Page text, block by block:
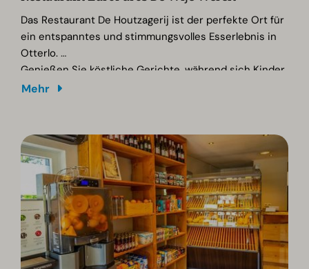
Das Restaurant De Houtzagerij ist der perfekte Ort für
ein entspanntes und stimmungsvolles Esserlebnis in
Otterlo.
Genießen Sie köstliche Gerichte, während sich Kinder
auf den Spielflächen vergnügen.
einen herzlichen Empfang schätzen.
Mehr